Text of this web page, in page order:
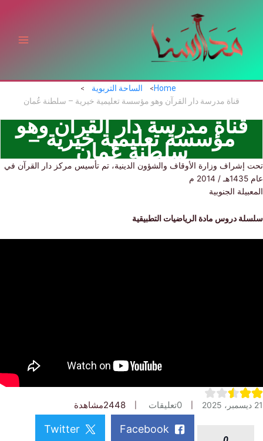
Home
الساحة التربوية
قناة مدرسة دار القرآن وهو مؤسسة تعليمية خيرية – سلطنة عُمان
قناة مدرسة دار القرآن وهو
مؤسسة تعليمية خيرية –
سلطنة عُمان
وزارة الأوقاف والشؤون الدينية، تم تأسيس مركز دار القرآن في
الجنوبية
دروس مادة الرياضيات التطبيقية
تعليقات 2448مشاهدة
Facebook
Twitter